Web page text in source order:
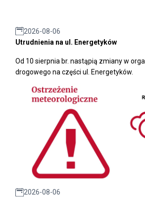
2026-08-06
Utrudnienia na ul. Energetyków
Od 10 sierpnia br. nastąpią zmiany w
drogowego na części ul. Energetyków.
2026-08-06